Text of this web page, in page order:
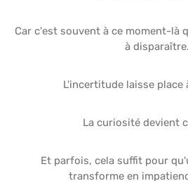
Car c'est souvent à ce moment-là
à disparaître.
L'incertitude laisse place
La curiosité devient
Et parfois, cela suffit pour
transforme en